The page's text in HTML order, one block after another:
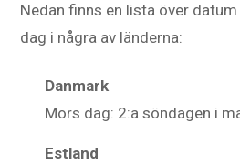
Nedan finns en lista över
dag i några av länderna:
Danmark
Mors dag: 2:a söndagen i
Estland